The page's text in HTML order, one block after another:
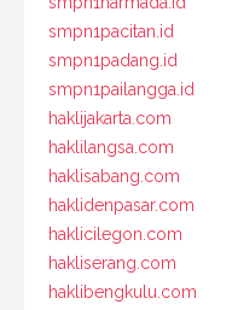
smpn1pacitan.id
smpn1padang.id
smpn1pailangga.id
haklijakarta.com
haklilangsa.com
haklisabang.com
haklidenpasar.com
haklicilegon.com
hakliserang.com
haklibengkulu.com